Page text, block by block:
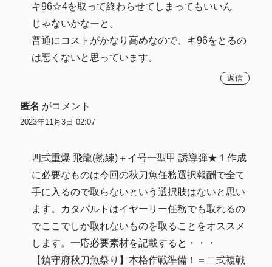
キ96☆4を取って終わらせてしまってもいいん
じゃないかなーと。
普通にコストがかなり高めなので、キ96をとるの
は悪くないと思っています。
返信
匿名 がコメント
2023年11月3日 02:07
四式重爆 飛龍(熟練)＋イ号一型甲 誘導弾★１作成
に必要なものは今回の秋刀魚任務選択報酬で全て
手に入るので取らないという選択肢はないと思い
ます。カタパルトはイヤーリー任務でも取れるの
でここでしか取れないものを取ることをオススメ
します。一応必要素材を記載すると・・・
【鎮守府秋刀魚祭り】本格作戦準備！＝二式複戦